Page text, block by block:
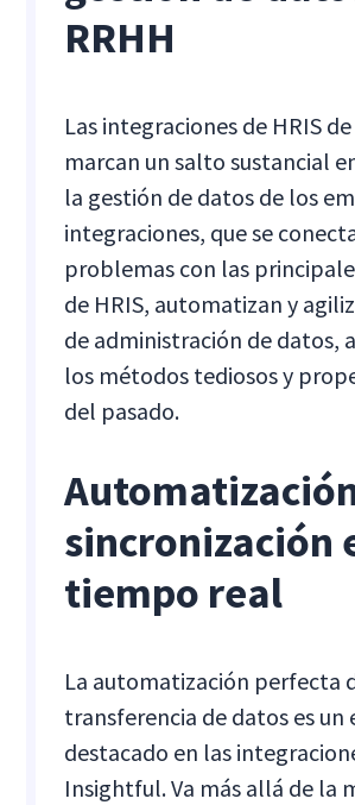
RRHH
Las integraciones de HRIS
marcan un salto sustancial
la gestión de datos de los
integraciones, que se
problemas con las
de HRIS, automatizan y
de administración de datos,
los métodos tediosos y
del pasado.
sincronización
tiempo real
La automatización perfecta
transferencia de datos es
destacado en las
Insightful. Va más allá de la